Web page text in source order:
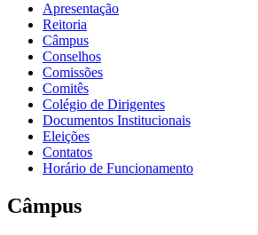
Apresentação
Reitoria
Câmpus
Conselhos
Comissões
Comitês
Colégio de Dirigentes
Documentos Institucionais
Eleições
Contatos
Horário de Funcionamento
Câmpus